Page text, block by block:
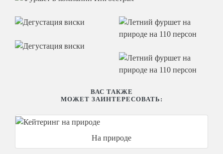
ВАС ТАКЖЕ
МОЖЕТ ЗАИНТЕРЕСОВАТЬ:
На природе